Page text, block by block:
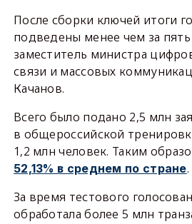
После сборки ключей итоги
подведены менее чем за
заместитель министра
связи и массовых
Качанов.
Всего было подано 2,5 млн
в общероссийской
1,2 млн человек. Таким
52,13% в среднем по стране.
За время тестового
обработала более 5 млн